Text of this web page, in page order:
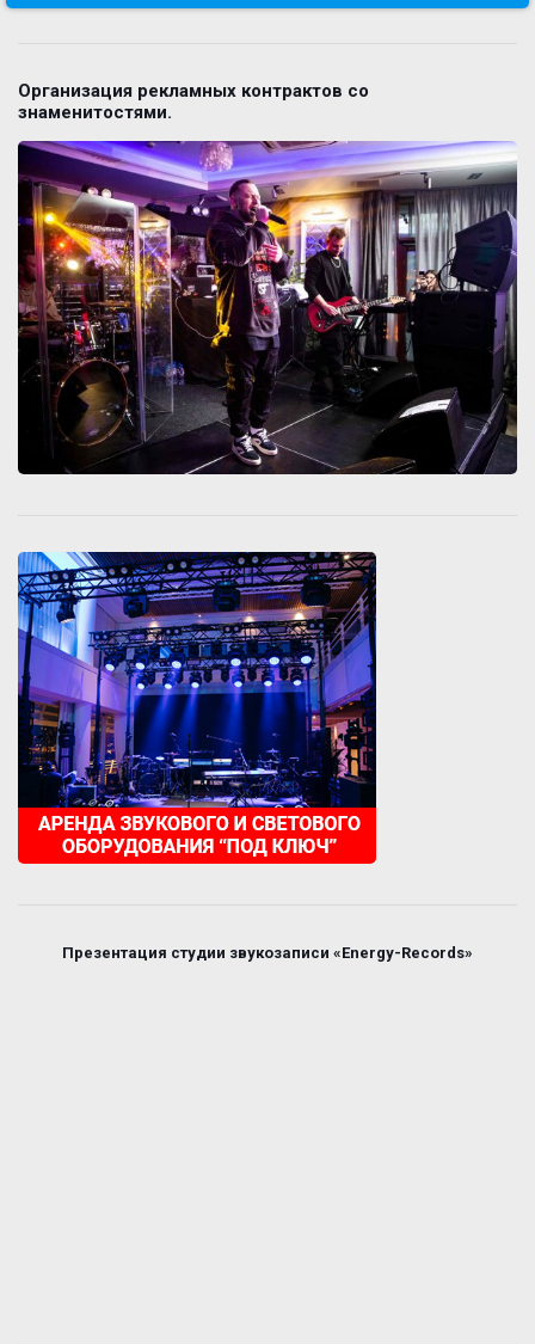
Организация рекламных контрактов со
знаменитостями.
Презентация студии звукозаписи «Energy-Records»